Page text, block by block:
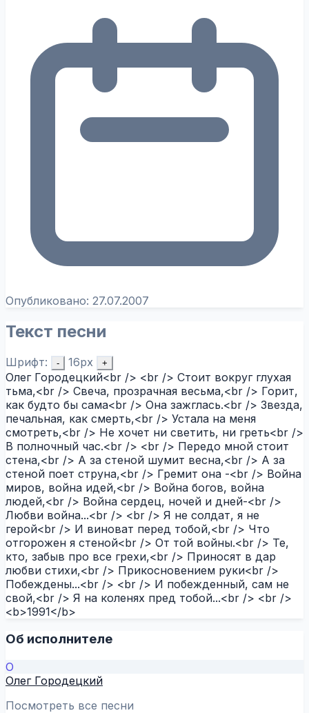
Опубликовано: 27.07.2007
Текст песни
Шрифт: - 16px +
Олег Городецкий<br /> <br /> Стоит вокруг глухая
тьма,<br /> Свеча, прозрачная весьма,<br /> Горит,
как будто бы сама<br /> Она зажглась.<br /> Звезда,
печальная, как смерть,<br /> Устала на меня
смотреть,<br /> Не хочет ни светить, ни греть<br />
В полночный час.<br /> <br /> Передо мной стоит
стена,<br /> А за стеной шумит весна,<br /> А за
стеной поет струна,<br /> Гремит она -<br /> Война
миров, война идей,<br /> Война богов, война
людей,<br /> Война сердец, ночей и дней-<br />
Любви война...<br /> <br /> Я не солдат, я не
герой<br /> И виноват перед тобой,<br /> Что
отгорожен я стеной<br /> От той войны.<br /> Те,
кто, забыв про все грехи,<br /> Приносят в дар
любви стихи,<br /> Прикосновением руки<br />
Побеждены...<br /> <br /> И побежденный, сам не
свой,<br /> Я на коленях пред тобой...<br /> <br />
<b>1991</b>
Об исполнителе
О
Олег Городецкий
Посмотреть все песни